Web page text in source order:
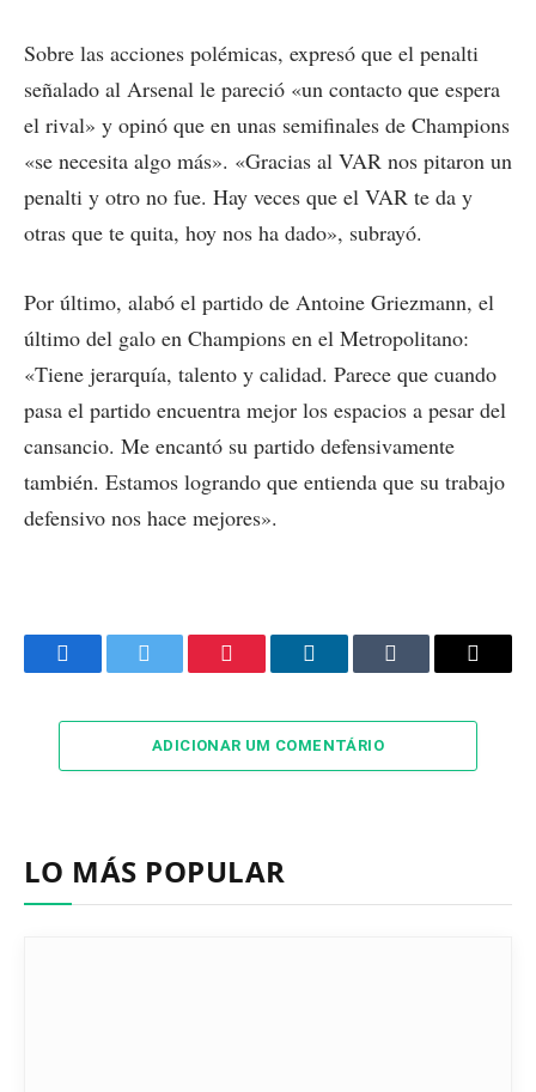
Sobre las acciones polémicas, expresó que el penalti
señalado al Arsenal le pareció «un contacto que espera
el rival» y opinó que en unas semifinales de Champions
«se necesita algo más». «Gracias al VAR nos pitaron un
penalti y otro no fue. Hay veces que el VAR te da y
otras que te quita, hoy nos ha dado», subrayó.
Por último, alabó el partido de Antoine Griezmann, el
último del galo en Champions en el Metropolitano:
«Tiene jerarquía, talento y calidad. Parece que cuando
pasa el partido encuentra mejor los espacios a pesar del
cansancio. Me encantó su partido defensivamente
también. Estamos logrando que entienda que su trabajo
defensivo nos hace mejores».
FacebookTwitter Pinterest LinkedInTumblr Email
ADICIONAR UM COMENTÁRIO
LO MÁS POPULAR